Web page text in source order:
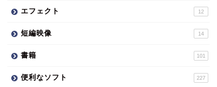
エフェクト 12
短編映像 14
書籍 101
便利なソフト 227